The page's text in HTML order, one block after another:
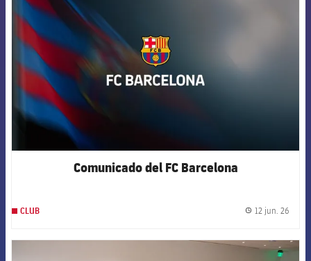
Comunicado del FC Barcelona
CLUB 12 jun. 26
FCB Barcelona badge